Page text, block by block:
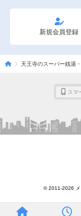
新規会員登録
天王寺のスーパー銭湯
スマ
© 2011-2026 メ